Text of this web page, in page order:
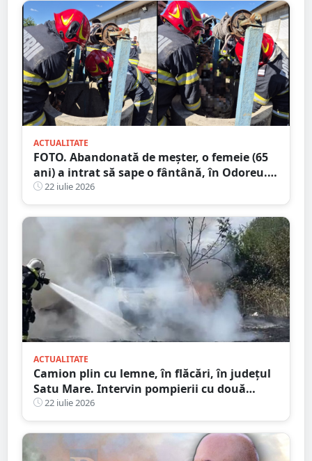
ACTUALITATE
FOTO. Abandonată de meșter, o femeie (65
ani) a intrat să sape o fântână, în Odoreu. A
rămas blocată
22 iulie 2026
ACTUALITATE
Camion plin cu lemne, în flăcări, în județul
Satu Mare. Intervin pompierii cu două
autospeciale
22 iulie 2026